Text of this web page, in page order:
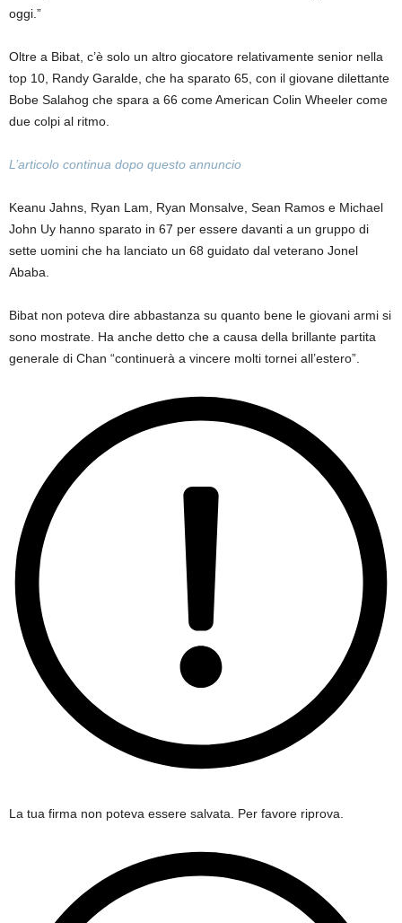
oggi.”
Oltre a Bibat, c’è solo un altro giocatore relativamente senior nella
top 10, Randy Garalde, che ha sparato 65, con il giovane dilettante
Bobe Salahog che spara a 66 come American Colin Wheeler come
due colpi al ritmo.
L’articolo continua dopo questo annuncio
Keanu Jahns, Ryan Lam, Ryan Monsalve, Sean Ramos e Michael
John Uy hanno sparato in 67 per essere davanti a un gruppo di
sette uomini che ha lanciato un 68 guidato dal veterano Jonel
Ababa.
Bibat non poteva dire abbastanza su quanto bene le giovani armi si
sono mostrate. Ha anche detto che a causa della brillante partita
generale di Chan “continuerà a vincere molti tornei all’estero”.
La tua firma non poteva essere salvata. Per favore riprova.